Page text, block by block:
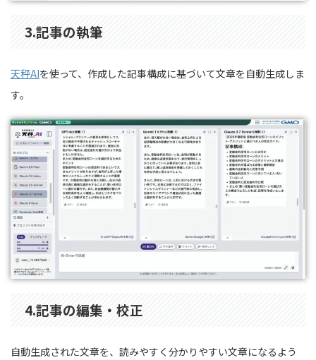
3.記事の執筆
天秤AIを使って、作成した記事構成に基づいて文章を自動生成しま
す。
4.記事の編集・校正
自動生成された文章を、読みやすく分かりやすい文章になるよう